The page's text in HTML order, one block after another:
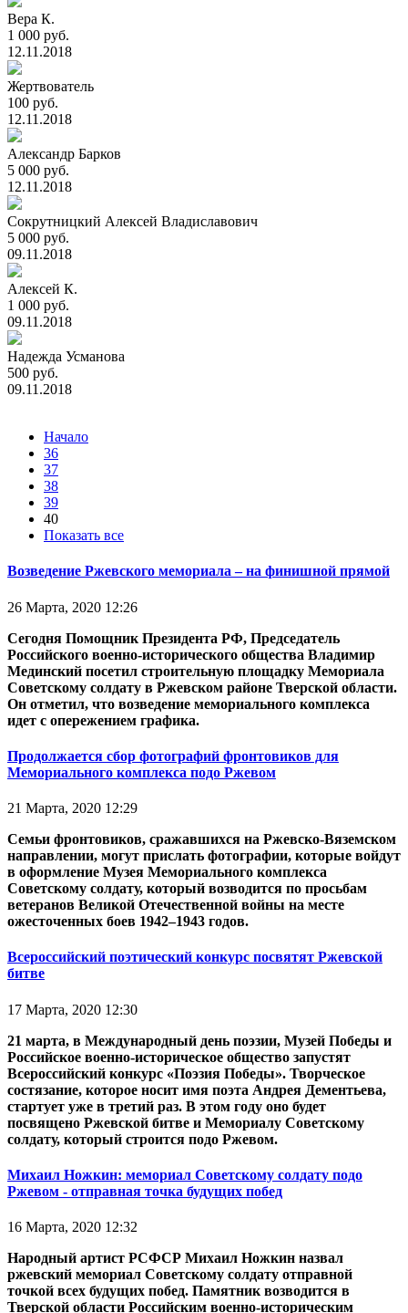
Вера К.
1 000 руб.
12.11.2018
Жертвователь
100 руб.
12.11.2018
Александр Барков
5 000 руб.
12.11.2018
Сокрутницкий Алексей Владиславович
5 000 руб.
09.11.2018
Алексей К.
1 000 руб.
09.11.2018
Надежда Усманова
500 руб.
09.11.2018
Начало
36
37
38
39
40
Показать все
Возведение Ржевского мемориала – на финишной прямой
26 Марта, 2020 12:26
Сегодня Помощник Президента РФ, Председатель
Российского военно-исторического общества Владимир
Мединский посетил строительную площадку Мемориала
Советскому солдату в Ржевском районе Тверской области.
Он отметил, что возведение мемориального комплекса
идет с опережением графика.
Продолжается сбор фотографий фронтовиков для
Мемориального комплекса подо Ржевом
21 Марта, 2020 12:29
Семьи фронтовиков, сражавшихся на Ржевско-Вяземском
направлении, могут прислать фотографии, которые войдут
в оформление Музея Мемориального комплекса
Советскому солдату, который возводится по просьбам
ветеранов Великой Отечественной войны на месте
ожесточенных боев 1942–1943 годов.
Всероссийский поэтический конкурс посвятят Ржевской
битве
17 Марта, 2020 12:30
21 марта, в Международный день поэзии, Музей Победы и
Российское военно-историческое общество запустят
Всероссийский конкурс «Поэзия Победы». Творческое
состязание, которое носит имя поэта Андрея Дементьева,
стартует уже в третий раз. В этом году оно будет
посвящено Ржевской битве и Мемориалу Советскому
солдату, который строится подо Ржевом.
Михаил Ножкин: мемориал Советскому солдату подо
Ржевом - отправная точка будущих побед
16 Марта, 2020 12:32
Народный артист РСФСР Михаил Ножкин назвал
ржевский мемориал Советскому солдату отправной
точкой всех будущих побед. Памятник возводится в
Тверской области Российским военно-историческим